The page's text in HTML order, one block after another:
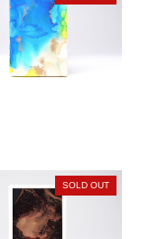
SOLD OUT